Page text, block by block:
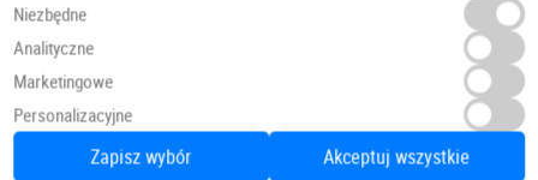
Niezbędne
Analityczne
Marketingowe
Personalizacyjne
Zapisz wybór Akceptuj wszystkie